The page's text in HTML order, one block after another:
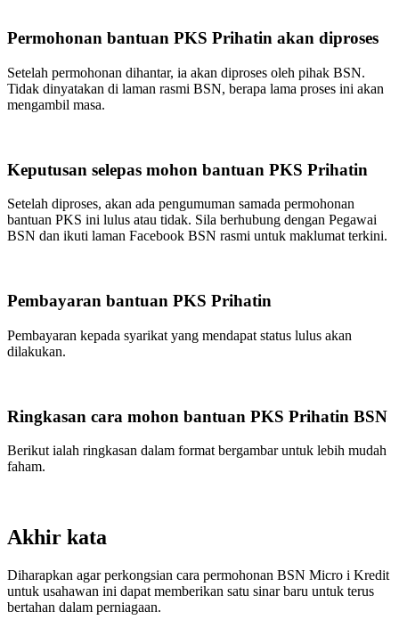
Permohonan bantuan PKS Prihatin akan diproses
Setelah permohonan dihantar, ia akan diproses oleh pihak BSN.
Tidak dinyatakan di laman rasmi BSN, berapa lama proses ini akan
mengambil masa.
Keputusan selepas mohon bantuan PKS Prihatin
Setelah diproses, akan ada pengumuman samada permohonan
bantuan PKS ini lulus atau tidak. Sila berhubung dengan Pegawai
BSN dan ikuti laman Facebook BSN rasmi untuk maklumat terkini.
Pembayaran bantuan PKS Prihatin
Pembayaran kepada syarikat yang mendapat status lulus akan
dilakukan.
Ringkasan cara mohon bantuan PKS Prihatin BSN
Berikut ialah ringkasan dalam format bergambar untuk lebih mudah
faham.
Akhir kata
Diharapkan agar perkongsian cara permohonan BSN Micro i Kredit
untuk usahawan ini dapat memberikan satu sinar baru untuk terus
bertahan dalam perniagaan.